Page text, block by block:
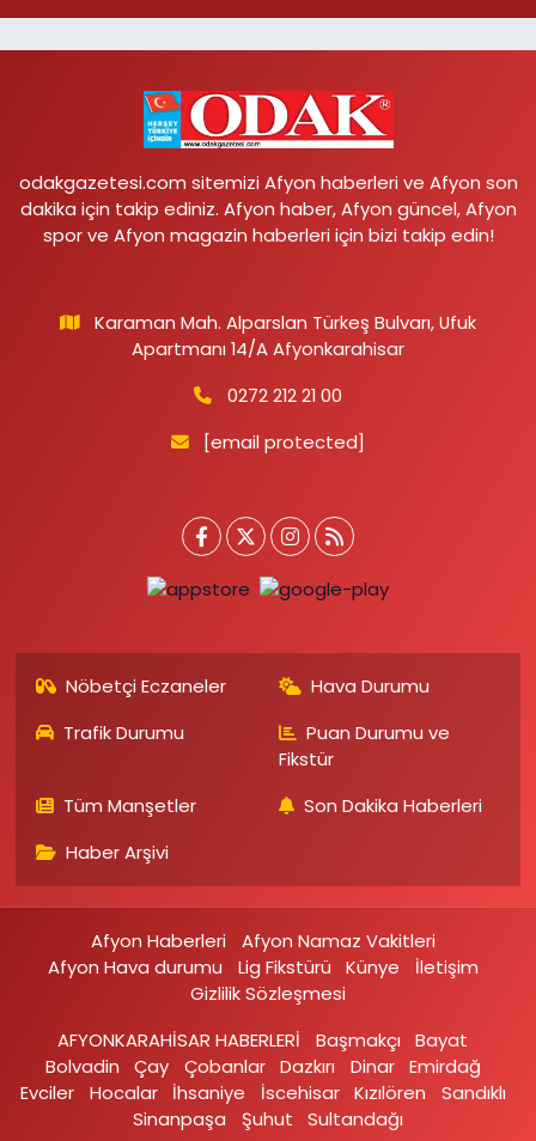
odakgazetesi.com sitemizi Afyon haberleri ve Afyon son
dakika için takip ediniz. Afyon haber, Afyon güncel, Afyon
spor ve Afyon magazin haberleri için bizi takip edin!
Karaman Mah. Alparslan Türkeş Bulvarı, Ufuk
Apartmanı 14/A Afyonkarahisar
0272 212 21 00
[email protected]
Nöbetçi Eczaneler
Hava Durumu
Trafik Durumu
Puan Durumu ve
Fikstür
Tüm Manşetler
Son Dakika Haberleri
Haber Arşivi
Afyon Haberleri
Afyon Namaz Vakitleri
Afyon Hava durumu
Lig Fikstürü Künye
İletişim
Gizlilik Sözleşmesi
AFYONKARAHİSAR HABERLERİ
Başmakçı
Bayat
Bolvadin
Çay Çobanlar Dazkırı Dinar Emirdağ‎
Evciler‎
Hocalar İhsaniye‎ İscehisar Kızılören‎
Sandıklı‎
Sinanpaşa
Şuhut Sultandağı